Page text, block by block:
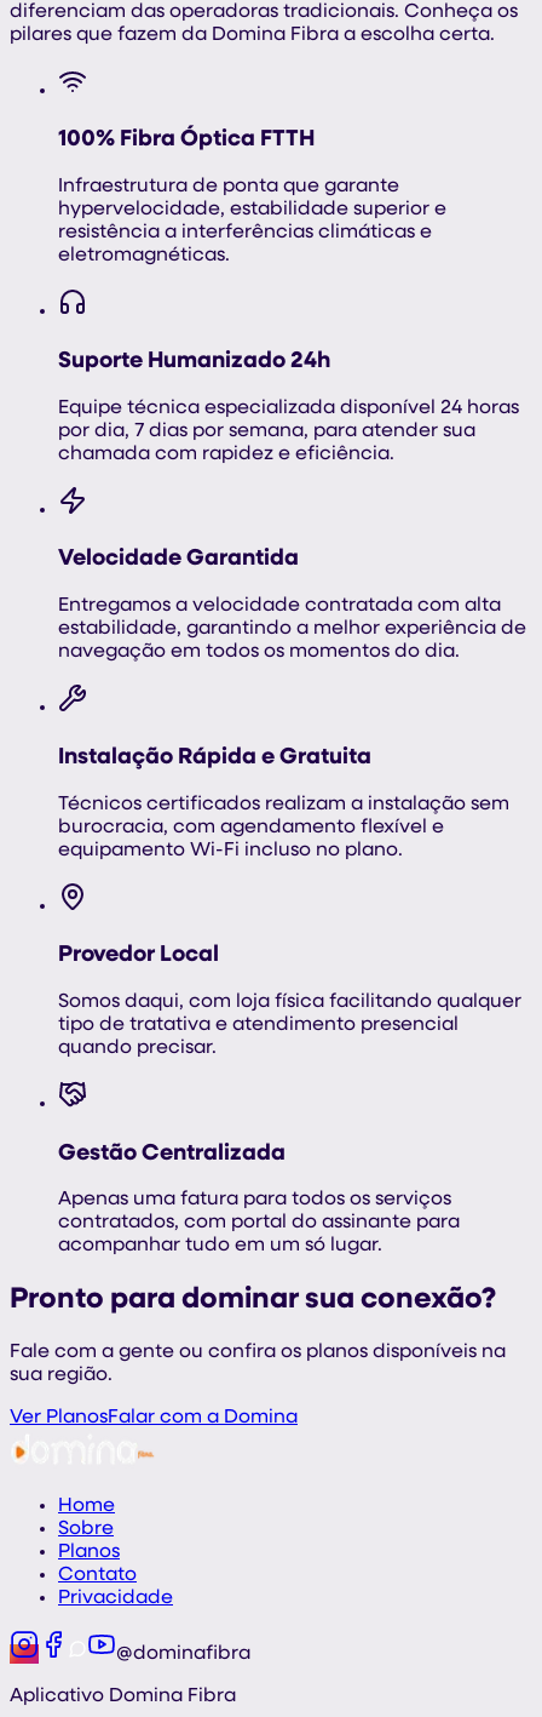
diferenciam das operadoras tradicionais. Conheça os
pilares que fazem da Domina Fibra a escolha certa.
100% Fibra Óptica FTTH
Infraestrutura de ponta que garante
hypervelocidade, estabilidade superior e
resistência a interferências climáticas e
eletromagnéticas.
Suporte Humanizado 24h
Equipe técnica especializada disponível 24 horas
por dia, 7 dias por semana, para atender sua
chamada com rapidez e eficiência.
Velocidade Garantida
Entregamos a velocidade contratada com alta
estabilidade, garantindo a melhor experiência de
navegação em todos os momentos do dia.
Instalação Rápida e Gratuita
Técnicos certificados realizam a instalação sem
burocracia, com agendamento flexível e
equipamento Wi-Fi incluso no plano.
Provedor Local
Somos daqui, com loja física facilitando qualquer
tipo de tratativa e atendimento presencial
quando precisar.
Gestão Centralizada
Apenas uma fatura para todos os serviços
contratados, com portal do assinante para
acompanhar tudo em um só lugar.
Pronto para dominar sua conexão?
Fale com a gente ou confira os planos disponíveis na
sua região.
Ver PlanosFalar com a Domina
Home
Sobre
Planos
Contato
Privacidade
@dominafibra
Aplicativo Domina Fibra